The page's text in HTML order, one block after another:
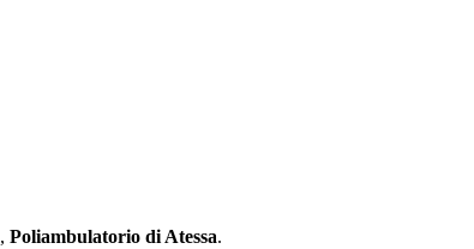
, Poliambulatorio di Atessa.